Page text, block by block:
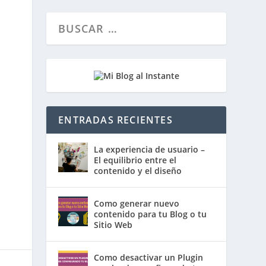
ENTRADAS RECIENTES
La experiencia de usuario –
El equilibrio entre el
contenido y el diseño
Como generar nuevo
contenido para tu Blog o tu
Sitio Web
Como desactivar un Plugin